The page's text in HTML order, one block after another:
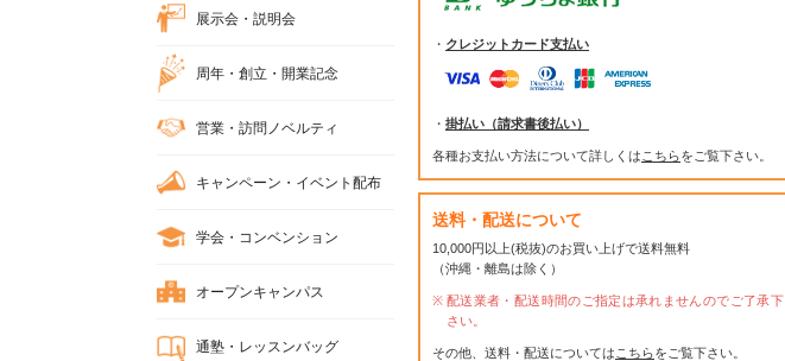
・ クレジットカード支払い
・ 掛払い（請求書後払い）
各種お支払い方法について詳しくは こちらをご覧下さい。
送料・配送について
10,000円以上(税抜)のお買い上げで送料無料
（沖縄・離島は除く）
配送業者・配送時間のご指定は承れませんのでご了承下
さい。
その他、送料・配送については こちらをご覧下さい。
展示会・説明会
周年・創立・開業記念
営業・訪問ノベルティ
キャンペーン・イベント配布
学会・コンベンション
オープンキャンパス
通塾・レッスンバッグ